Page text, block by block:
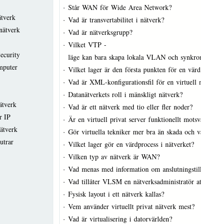
IP
· Står WAN för Wide Area Network?
· Vad är transvertabilitet i nätverk?
· Vad är nätverksgrupp?
· Vilket VTP -
läge kan bara skapa lokala VLAN och
· Vilket lager är den första punkten för en
· Vad är XML-konfigurationsfil för en virtuell
· Datanätverkets roll i mänskligt nätverk?
· Vad är ett nätverk med tio eller fler noder?
· Är en virtuell privat server funktionellt
· Gör virtuella tekniker mer bra än skada och
· Vilket lager gör en värdprocess i nätverket?
· Vilken typ av nätverk är WAN?
· Vad menas med information om
· Vad tillåter VLSM en nätverksadministratör
· Fysisk layout i ett nätverk kallas?
· Vem använder virtuellt privat nätverk mest?
· Vad är virtualisering i datorvärlden?